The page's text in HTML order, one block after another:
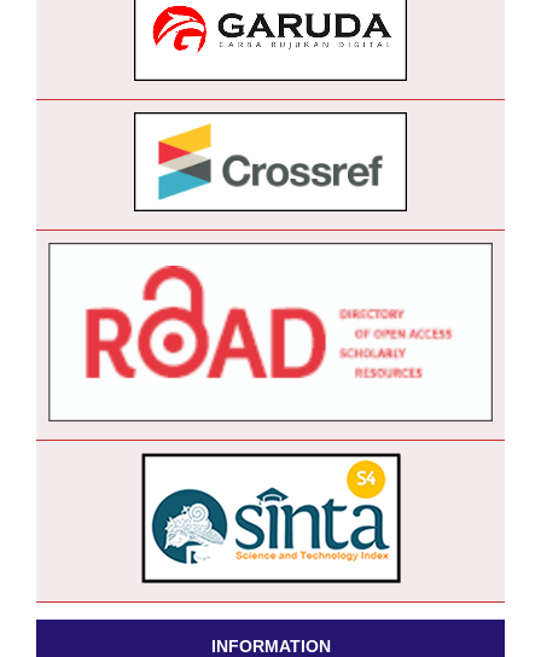
INFORMATION